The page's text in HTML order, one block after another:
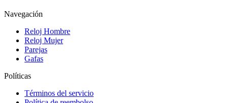
Navegación
Reloj Hombre
Reloj Mujer
Parejas
Gafas
Políticas
Términos del servicio